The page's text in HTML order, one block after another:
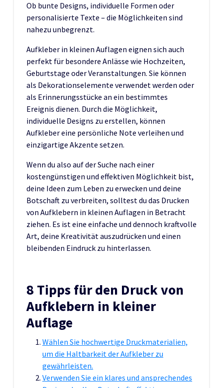
Ob bunte Designs, individuelle Formen oder
personalisierte Texte – die Möglichkeiten sind
nahezu unbegrenzt.
Aufkleber in kleinen Auflagen eignen sich auch
perfekt für besondere Anlässe wie Hochzeiten,
Geburtstage oder Veranstaltungen. Sie können
als Dekorationselemente verwendet werden oder
als Erinnerungsstücke an ein bestimmtes
Ereignis dienen. Durch die Möglichkeit,
individuelle Designs zu erstellen, können
Aufkleber eine persönliche Note verleihen und
einzigartige Akzente setzen.
Wenn du also auf der Suche nach einer
kostengünstigen und effektiven Möglichkeit bist,
deine Ideen zum Leben zu erwecken und deine
Botschaft zu verbreiten, solltest du das Drucken
von Aufklebern in kleinen Auflagen in Betracht
ziehen. Es ist eine einfache und dennoch kraftvolle
Art, deine Kreativität auszudrücken und einen
bleibenden Eindruck zu hinterlassen.
8 Tipps für den Druck von
Aufklebern in kleiner
Auflage
Wählen Sie hochwertige Druckmaterialien,
um die Haltbarkeit der Aufkleber zu
gewährleisten.
Verwenden Sie ein klares und ansprechendes